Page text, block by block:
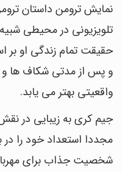
نمایش ترومن داستان
تلویزیونی در محیطی
حقیقت تمام زندگی او
و پس از مدتی شکاف ها و
واقعیتی بهتر می یابد.
جیم کری به زیبایی در
مجددا استعداد خود را
شخصیت جذاب برای